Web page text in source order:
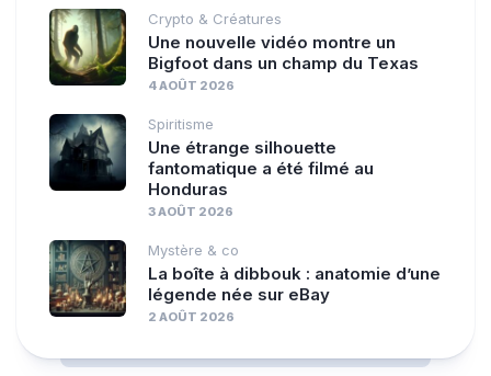
Crypto & Créatures
Une nouvelle vidéo montre un
Bigfoot dans un champ du Texas
4 AOÛT 2026
Spiritisme
Une étrange silhouette
fantomatique a été filmé au
Honduras
3 AOÛT 2026
Mystère & co
La boîte à dibbouk : anatomie d’une
légende née sur eBay
2 AOÛT 2026